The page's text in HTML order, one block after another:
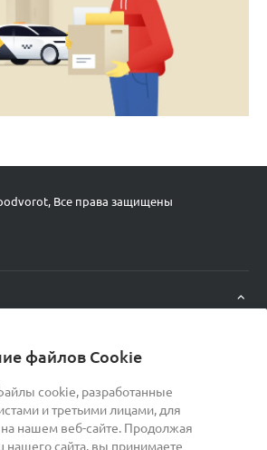
файлов Cookie
cookie, разработанные
и третьими лицами, для
нашем веб-сайте. Продолжая
нашего сайта, вы принимаете
Все права защищены